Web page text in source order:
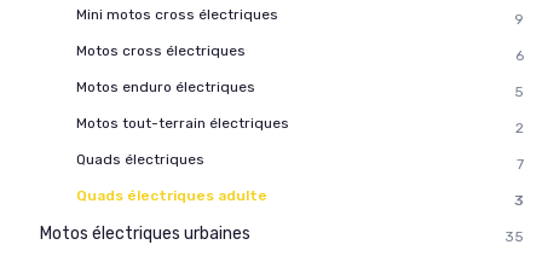
Mini motos cross électriques
9
Motos cross électriques
6
Motos enduro électriques
5
Motos tout-terrain électriques
2
Quads électriques
7
Quads électriques adulte
3
Motos électriques urbaines 35